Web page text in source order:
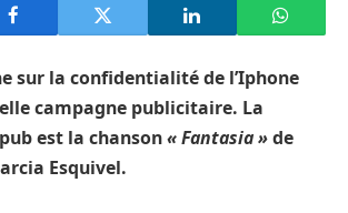
sur la confidentialité de l’Iphone
campagne publicitaire. La
est la chanson« Fantasia »de
Esquivel.